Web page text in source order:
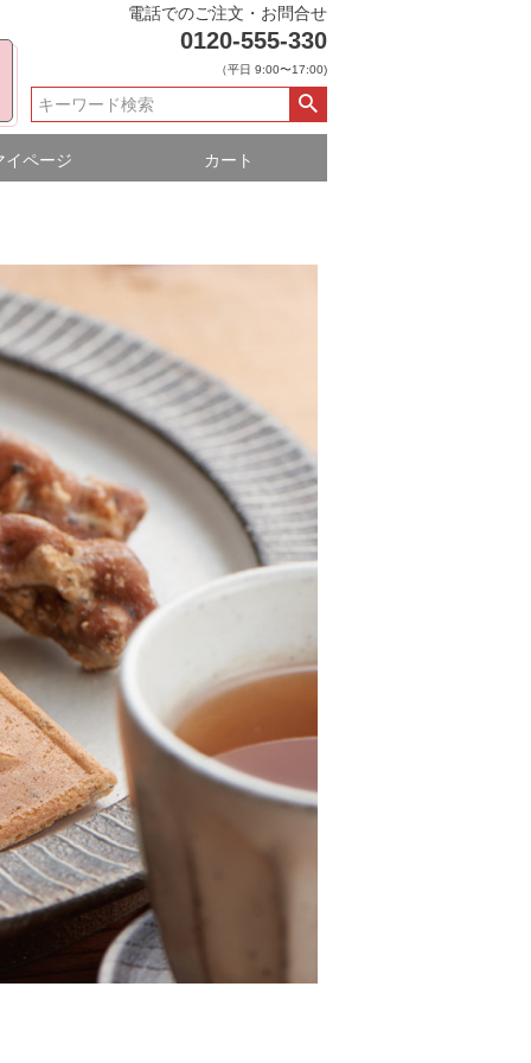
電話でのご注文・お問合せ
0120-555-330
（平日 9:00〜17:00)
イページ カート